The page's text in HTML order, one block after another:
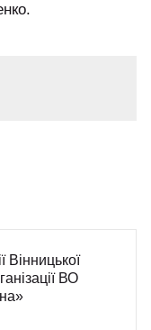
Вінницької
ВО